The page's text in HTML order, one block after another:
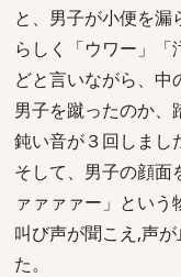
と、男子が小便を漏
らしく「ウワー」「
どと言いながら、中
男子を蹴ったのか、
鈍い音が３回しまし
そして、男子の顔面
ァァァァー」という
叫び声が聞こえ,声
た。